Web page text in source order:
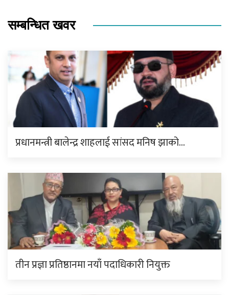
सम्बन्धित खवर
प्रधानमन्त्री बालेन्द्र शाहलाई सांसद मनिष झाको…
तीन प्रज्ञा प्रतिष्ठानमा नयाँ पदाधिकारी नियुक्त